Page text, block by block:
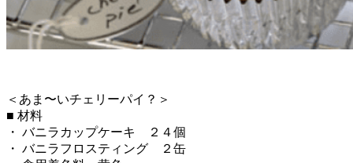
＜あま〜いチェリーパイ？＞
■ 材料
・ バニラカップケーキ ２４個
・ バニラフロスティング ２缶